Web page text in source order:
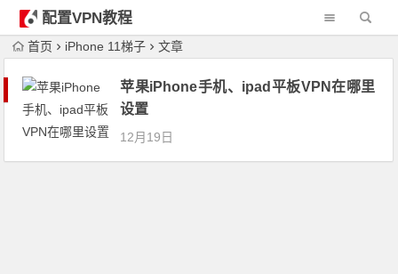
配置VPN教程
首页 iPhone 11梯子 文章
苹果iPhone手机、ipad平板VPN在哪里
设置
12月19日